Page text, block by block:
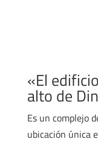
«El
alto de
Es un complejo
ubicación única